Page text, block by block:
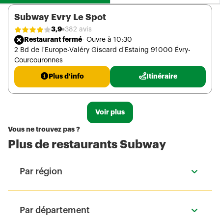
Subway Evry Le Spot
3,9 382 avis
Restaurant fermé- Ouvre à 10:30
2 Bd de l'Europe-Valéry Giscard d'Estaing 91000 Évry-
Courcouronnes
Plus d'info Itinéraire
Voir plus
Vous ne trouvez pas ?
Plus de restaurants Subway
Par région
Par département